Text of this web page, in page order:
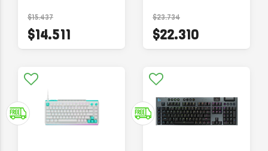
$15.437
$14.511
$23.734
$22.310